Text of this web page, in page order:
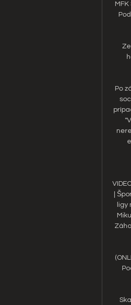
Po
|
ligy